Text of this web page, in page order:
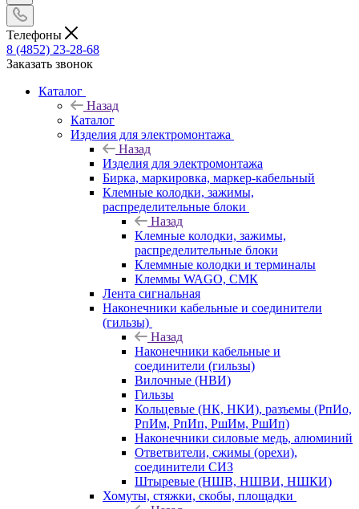
Телефоны
8 (4852) 23-28-68
Заказать звонок
Каталог
Назад
Каталог
Изделия для электромонтажа
Назад
Изделия для электромонтажа
Бирка, маркировка, маркер-кабельный
Клемные колодки, зажимы,
распределительные блоки
Назад
Клемные колодки, зажимы,
распределительные блоки
Клеммные колодки и терминалы
Клеммы WAGO, СМК
Лента сигнальная
Наконечники кабельные и соединители
(гильзы)
Назад
Наконечники кабельные и
соединители (гильзы)
Вилочные (НВИ)
Гильзы
Кольцевые (НК, НКИ), разъемы (РпИо,
РпИм, РпИп, РшИм, РшИп)
Наконечники силовые медь, алюминий
Ответвители, сжимы (орехи),
соединители СИЗ
Штыревые (НШВ, НШВИ, НШКИ)
Хомуты, стяжки, скобы, площадки